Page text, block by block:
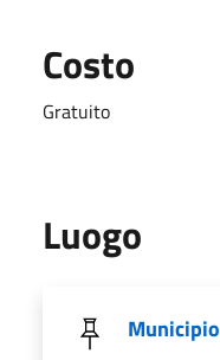
Costo
Gratuito
Luogo
Municipio